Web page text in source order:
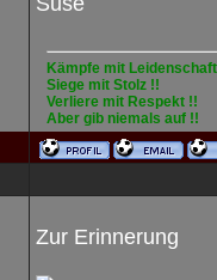
Kämpfe mit
Siege mit Stolz !!
Verliere mit Respekt !!
Aber gib niemals auf !!
Zur Erinnerung